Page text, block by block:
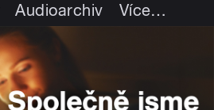
Audioarchiv Více…